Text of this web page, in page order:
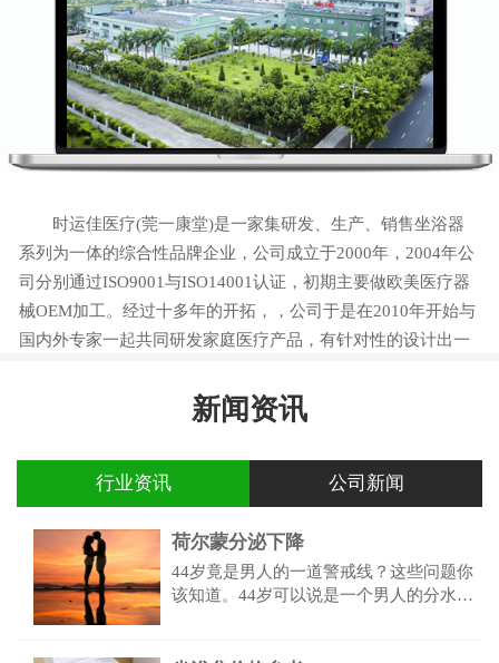
时运佳医疗(莞一康堂)是一家集研发、生产、销售坐浴器
系列为一体的综合性品牌企业，公司成立于2000年，2004年公
司分别通过ISO9001与ISO14001认证，初期主要做欧美医疗器
械OEM加工。经过十多年的开拓，，公司于是在2010年开始与
国内外专家一起共同研发家庭医疗产品，有针对性的设计出一
新闻资讯
行业资讯 公司新闻
荷尔蒙分泌下降
44岁竟是男人的一道警戒线？这些问题你
该知道。44岁可以说是一个男人的分水岭